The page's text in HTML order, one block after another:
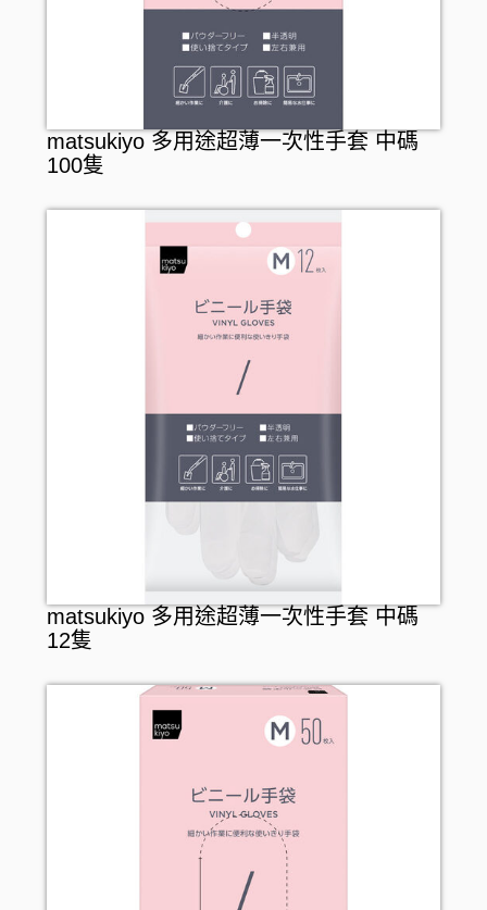
matsukiyo 多用途超薄一次性手套 中碼
100隻
matsukiyo 多用途超薄一次性手套 中碼
12隻